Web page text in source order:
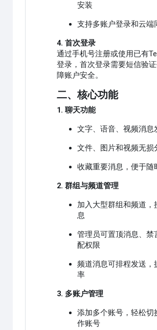
安装
支持多账户登录和云端
4. 首次登录
通过手机号注册或使用已有
登录，首次登录需要短信验
障账户安全。
二、核心功能
1. 聊天功能
文字、语音、视频消息
文件、图片和视频无损
收藏重要消息，便于随
2. 群组与频道管理
加入大型群组和频道，
息
管理员可置顶消息、禁
配权限
频道消息可排程发送，
率
3. 多账户管理
添加多个账号，轻松切
作账号